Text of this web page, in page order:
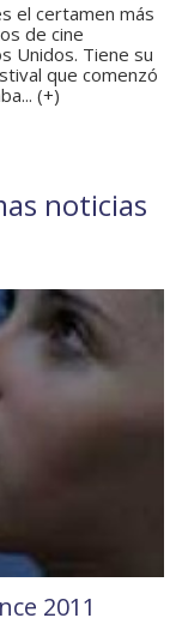
el certamen más
de cine
Unidos. Tiene su
que comenzó
(+)
noticias
2011